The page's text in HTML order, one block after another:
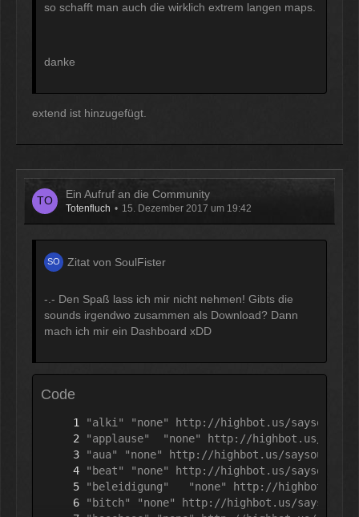
so schafft man auch die wirklich extrem langen maps.
danke
extend ist hinzugefügt.
Ein Aufruf an die Community
Totenfluch 15. Dezember 2017 um 19:42
Zitat von SoulFister
-.- Den Spaß lass ich mir nicht nehmen! Gibts die
sounds irgendwo zusammen als Download? Dann
mach ich mir ein Dashboard xDD
Code